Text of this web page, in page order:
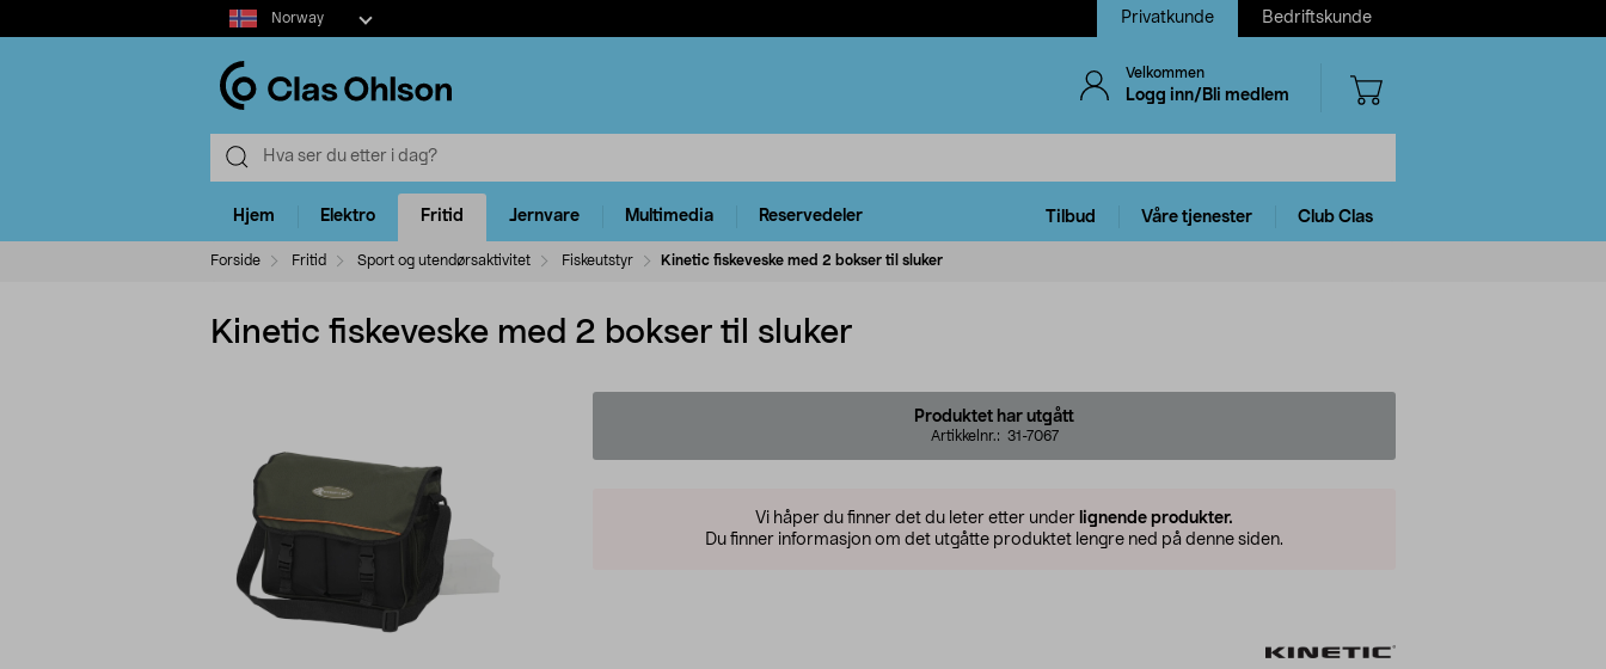
Select
market
Norway Privatkunde Bedriftskunde
Velkommen
Logg inn/Bli medlem
Hjem Elektro Fritid Jernvare Multimedia Reservedeler Tilbud Våre tjenester Club Clas
Forside Fritid Sport og utendørsaktivitet Fiskeutstyr Kinetic fiskeveske med 2 bokser til sluker
Kinetic fiskeveske med 2 bokser til sluker
Produktet har utgått
Artikkelnr.: 31-7067
Vi håper du finner det du leter etter under lignende produkter.
Du finner informasjon om det utgåtte produktet lengre ned på denne siden.